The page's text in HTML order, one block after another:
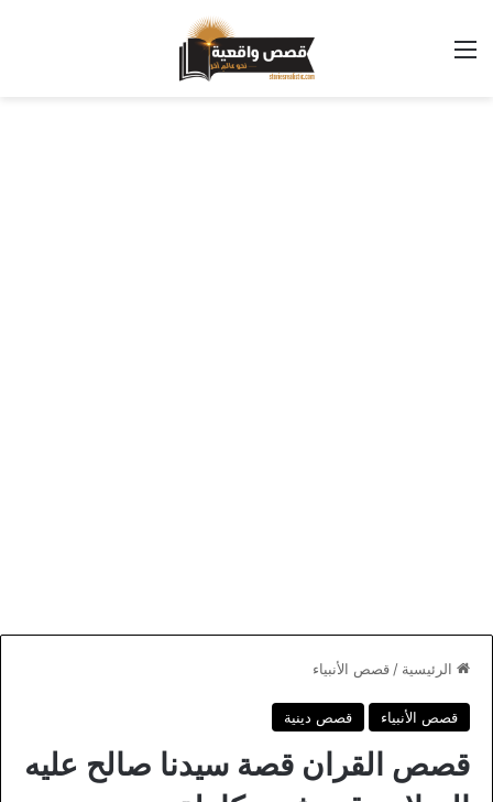
القائمة
الرئيسية / قصص الأنبياء
قصص الأنبياء قصص دينية
قصص القران قصة سيدنا صالح عليه